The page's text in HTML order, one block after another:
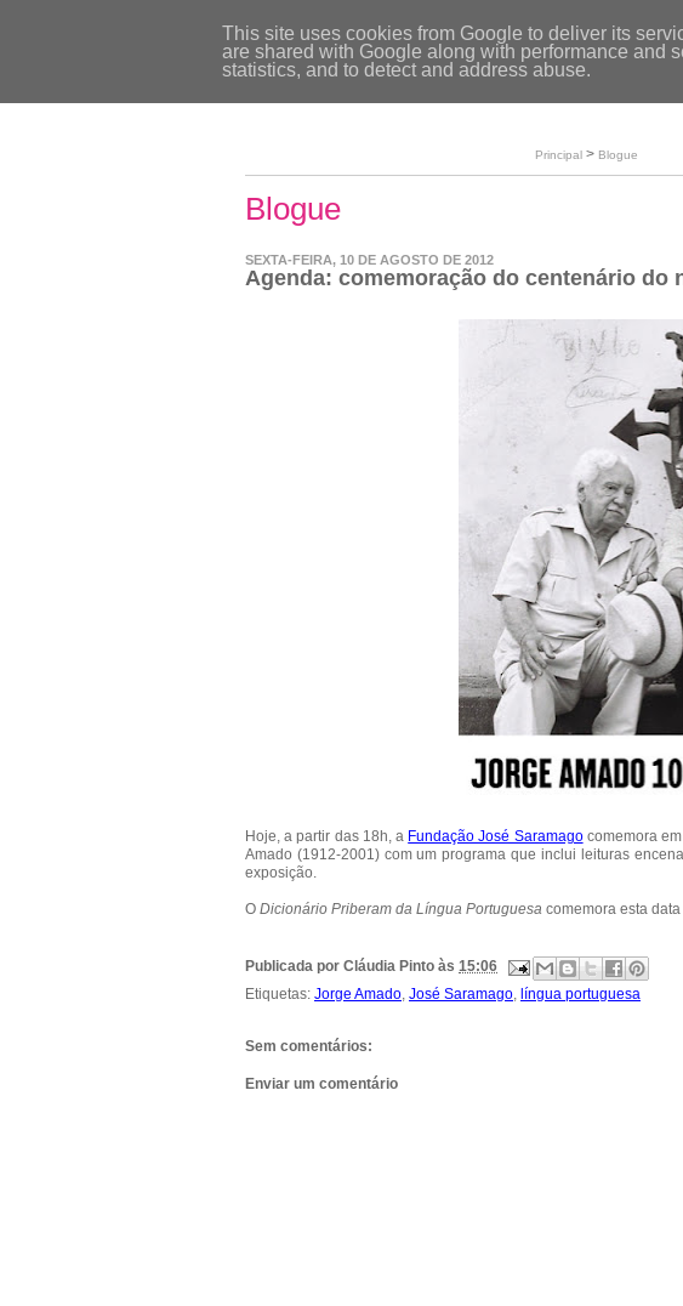
Início
Loja
Principal > Blogue
Blogue
SEXTA-FEIRA, 10 DE AGOSTO DE 2012
Agenda: comemoração do centenário do
Hoje, a partir das 18h, a Fundação José Saramagocomemora
Amado (1912-2001) com um programa que inclui leituras
exposição.
O Dicionário Priberam da Língua Portuguesa comemora esta
Publicada por Cláudia Pinto às 15:06
Etiquetas: Jorge Amado, José Saramago, língua portuguesa
Sem comentários:
Enviar um comentário
This site uses cookies from Google to deliver its
are shared with Google along with performance and
statistics, and to detect and address abuse.